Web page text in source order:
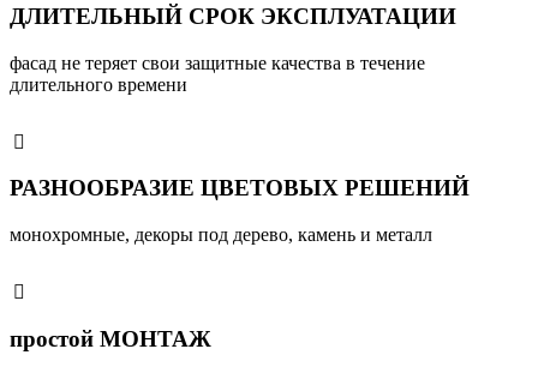
ДЛИТЕЛЬНЫЙ СРОК ЭКСПЛУАТАЦИИ
фасад не теряет свои защитные качества в течение
длительного времени
РАЗНООБРАЗИЕ ЦВЕТОВЫХ РЕШЕНИЙ
монохромные, декоры под дерево, камень и металл
простой МОНТАЖ